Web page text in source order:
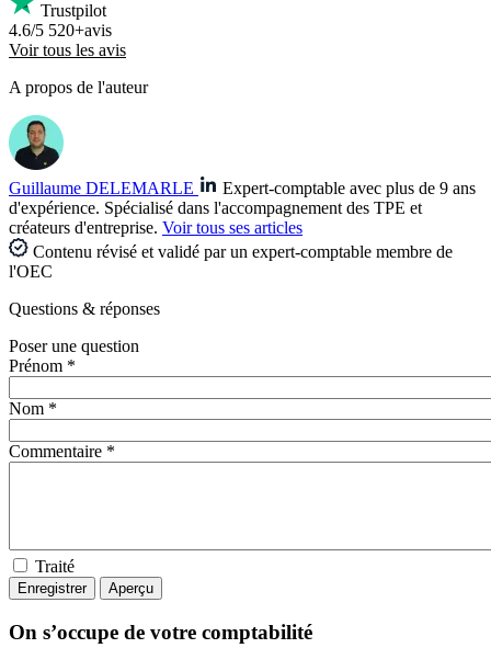
Trustpilot
4.6/5 520+avis
Voir tous les avis
A propos de l'auteur
Guillaume DELEMARLE
Expert-comptable avec plus de 9 ans
d'expérience. Spécialisé dans l'accompagnement des TPE et
créateurs d'entreprise. Voir tous ses articles
Contenu révisé et validé par un expert-comptable membre de
l'OEC
Questions & réponses
Poser une question
Prénom *
Nom *
Commentaire *
Traité
On s’occupe de votre comptabilité